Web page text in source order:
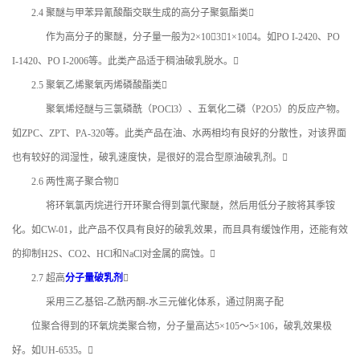
2.4 聚醚与甲苯异氰酸酯交联生成的高分子聚氨酯类
作为高分子的聚醚，分子量一般为2×103～1×104。如PO I-2420、PO
I-1420、PO I-2006等。此类产品适于稠油破乳脱水。
2.5 聚氧乙烯聚氧丙烯磷酸酯类
聚氧烯烃醚与三氯磷酰（POCl3）、五氧化二磷（P2O5）的反应产物。
如ZPC、ZPT、PA-320等。此类产品在油、水两相均有良好的分散性，对该界面
也有较好的润湿性，破乳速度快，是很好的混合型原油破乳剂。
2.6 两性离子聚合物
将环氧氯丙烷进行开环聚合得到氯代聚醚，然后用低分子胺将其季铵
化。如CW-01，此产品不仅具有良好的破乳效果，而且具有缓蚀作用，还能有效
的抑制H2S、CO2、HCl和NaCl对金属的腐蚀。
2.7 超高分子量破乳剂 
采用三乙基铝-乙酰丙酮-水三元催化体系，通过阴离子配
位聚合得到的环氧烷类聚合物，分子量高达5×105～5×106，破乳效果极
好。如UH-6535。